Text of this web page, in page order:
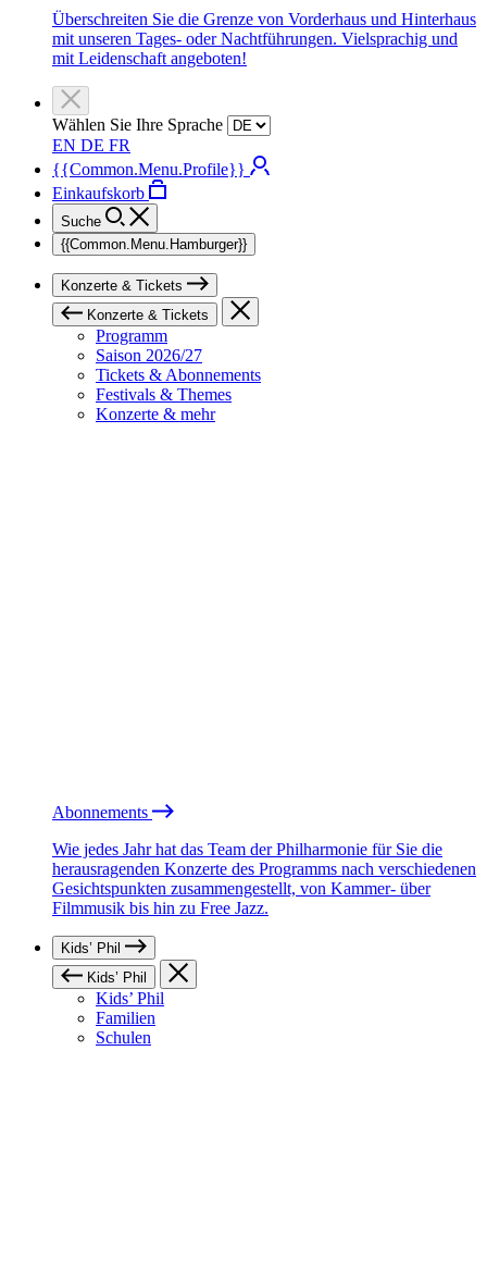
Überschreiten Sie die Grenze von Vorderhaus und Hinterhaus
mit unseren Tages- oder Nachtführungen. Vielsprachig und
mit Leidenschaft angeboten!
Wählen Sie Ihre Sprache
EN DE FR
{{Common.Menu.Profile}}
Einkaufskorb
Suche
{{Common.Menu.Hamburger}}
Konzerte & Tickets
Konzerte & Tickets
Programm
Saison 2026/27
Tickets & Abonnements
Festivals & Themes
Konzerte & mehr
Abonnements
Wie jedes Jahr hat das Team der Philharmonie für Sie die
herausragenden Konzerte des Programms nach verschiedenen
Gesichtspunkten zusammengestellt, von Kammer- über
Filmmusik bis hin zu Free Jazz.
Kids’ Phil
Kids’ Phil
Kids’ Phil
Familien
Schulen